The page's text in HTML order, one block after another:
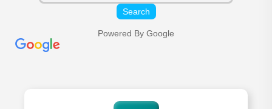
Search
Powered By Google